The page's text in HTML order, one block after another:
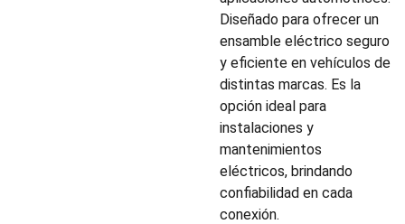
Diseñado para ofrecer un
ensamble eléctrico seguro
y eficiente en vehículos de
distintas marcas. Es la
opción ideal para
instalaciones y
mantenimientos
eléctricos, brindando
confiabilidad en cada
conexión.